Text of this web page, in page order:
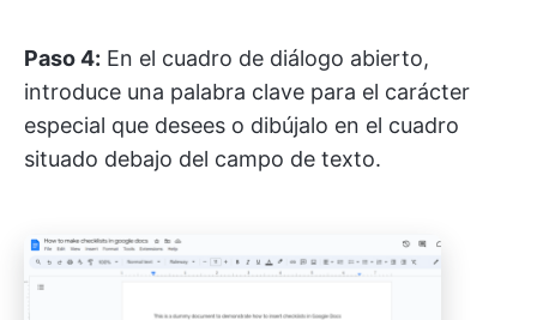
Paso 4: En el cuadro de diálogo abierto,
introduce una palabra clave para el carácter
especial que desees o dibújalo en el cuadro
situado debajo del campo de texto.